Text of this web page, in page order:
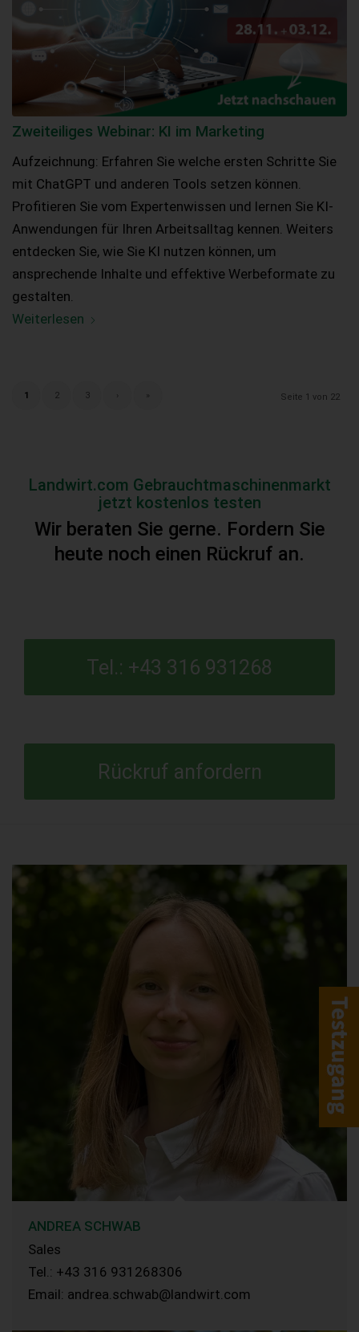
Zweiteiliges Webinar: KI im Marketing
Aufzeichnung: Erfahren Sie welche ersten Schritte Sie
mit ChatGPT und anderen Tools setzen können.
Profitieren Sie vom Expertenwissen und lernen Sie KI-
Anwendungen für Ihren Arbeitsalltag kennen. Weiters
entdecken Sie, wie Sie KI nutzen können, um
ansprechende Inhalte und effektive Werbeformate zu
gestalten.
Weiterlesen
Seite 1 von 22
1 2 3
Landwirt.com Gebrauchtmaschinenmarkt
jetzt kostenlos testen
Wir beraten Sie gerne. Fordern Sie
heute noch einen Rückruf an.
Tel.: +43 316 931268
Rückruf anfordern
ANDREA SCHWAB
Sales
Tel.: +43 316 931268306
Email: andrea.schwab@landwirt.com